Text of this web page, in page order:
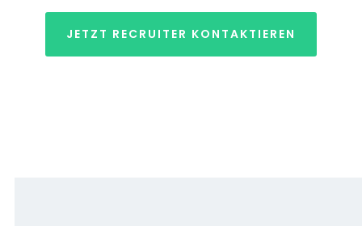
JETZT RECRUITER KONTAKTIEREN